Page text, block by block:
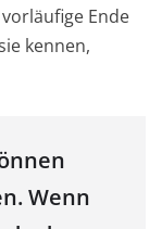
Ende
kennen,
Wenn